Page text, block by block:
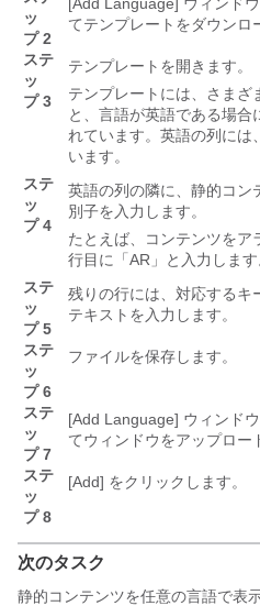
ッ
プ 2
てテンプレートをダウンロ
ステ
ッ
プ 3
テンプレートを開きます。
テンプレートには、さまざ
と、言語が英語である場合
れています。英語の列には
います。
ステ
ッ
プ 4
英語の列の隣に、静的コン
別子を入力します。
たとえば、コンテンツをア
行目に「AR」と入力します
ステ
ッ
プ 5
残りの行には、対応するキ
テキストを入力します。
ステ
ッ
プ 6
ファイルを保存します。
ステ
ッ
プ 7
[Add Language] ウィンド
てウィンドウをアップロー
ステ
ッ
プ 8
[Add] をクリックします。
次のタスク
静的コンテンツを任意の言語で表